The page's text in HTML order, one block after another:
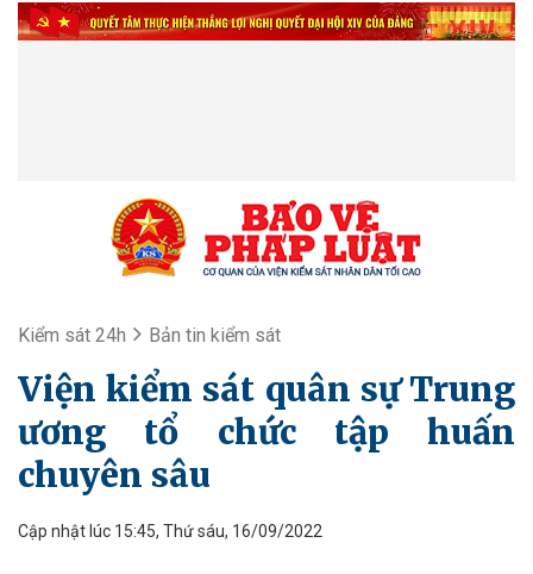
Kiểm sát 24h Bản tin kiểm sát
Viện kiểm sát quân sự Trung
ương tổ chức tập huấn
chuyên sâu
Cập nhật lúc 15:45, Thứ sáu, 16/09/2022